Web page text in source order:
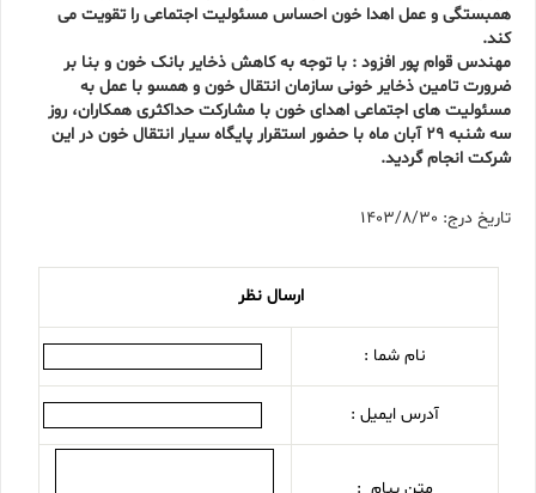
همبستگی و عمل اهدا خون احساس مسئولیت اجتماعی را تقویت می‌
کند.
مهندس قوام پور افزود : با توجه به کاهش ذخایر بانک خون و بنا بر
ضرورت تامین ذخایر خونی سازمان انتقال خون و همسو با عمل به
مسئولیت های اجتماعی اهدای خون با مشارکت حداکثری همکاران، روز
سه شنبه 29 آبان ماه با حضور استقرار پایگاه سیار انتقال خون در این
شرکت انجام گردید.
تاریخ درج: 1403/8/30
ارسال نظر
نام شما :
آدرس ایمیل :
متن پیام :